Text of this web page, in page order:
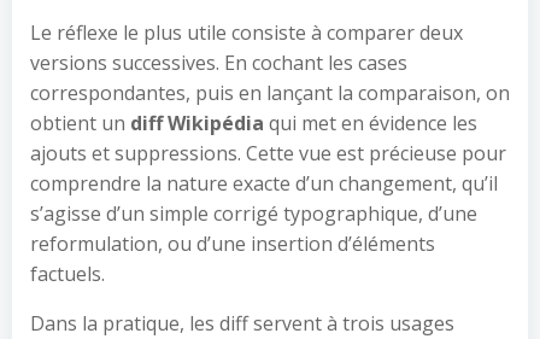
Le réflexe le plus utile consiste à comparer deux
versions successives. En cochant les cases
correspondantes, puis en lançant la comparaison, on
obtient un diff Wikipédia qui met en évidence les
ajouts et suppressions. Cette vue est précieuse pour
comprendre la nature exacte d’un changement, qu’il
s’agisse d’un simple corrigé typographique, d’une
reformulation, ou d’une insertion d’éléments
factuels.
Dans la pratique, les diff servent à trois usages